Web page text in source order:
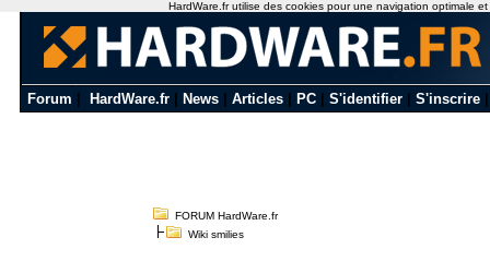
Forum HardWare.fr News Articles PC S'identifier S'inscrire
FORUM HardWare.fr
Wiki smilies
HardWare.fr utilise des cookies pour une navigation optimale